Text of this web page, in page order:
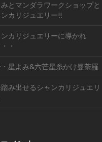
とマンダラワークショップと
ンカリジュエリー!!
ンカリジュエリーに導かれ
・
星よみ&六芒星糸かけ曼荼羅
み出せるシャンカリジュエリ